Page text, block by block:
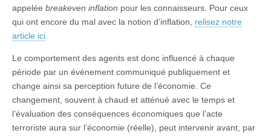
appelée breakeven inflation pour les connaisseurs. Pour ceux
qui ont encore du mal avec la notion d’inflation, relisez notre
article ici
Le comportement des agents est donc influencé à chaque
période par un événement communiqué publiquement et
change ainsi sa perception future de l’économie. Ce
changement, souvent à chaud et atténué avec le temps et
l’évaluation des conséquences économiques que l’acte
terroriste aura sur l’économie (réelle), peut intervenir avant, par